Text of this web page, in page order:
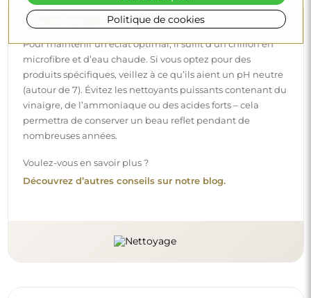
Livraison à domicile
Nous offrons un service de livraison à domicile, qui vous
permet de recevoir votre colis directement à votre porte.
Pour un supplément de 40 €, nous proposons également
un service de livraison à l’intérieur, qui permet de livrer
le colis directement dans votre maison (pour des
dimensions allant jusqu’à 80×120 cm ou un diamètre de
100 cm). Pour des produits plus grands, il peut être
Si vous ne choisissez pas et ne payez pas ce service lors de
la commande, le livreur ne déposera pas le colis à
Politique de cookies